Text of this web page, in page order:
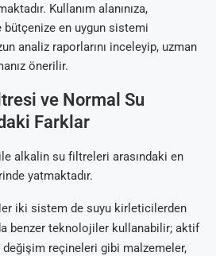
Kullanım alanınıza,
en uygun sistemi
analiz raporlarını inceleyip, uzman
önerilir.
ve Normal Su
Farklar
alkalin su filtreleri arasındaki en
yatmaktadır.
iki sistem de suyu kirleticilerden
benzer teknolojiler kullanabilir; aktif
değişim reçineleri gibi malzemeler,